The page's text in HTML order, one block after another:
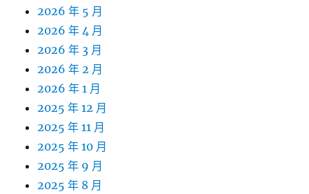
2026 年 5 月
2026 年 4 月
2026 年 3 月
2026 年 2 月
2026 年 1 月
2025 年 12 月
2025 年 11 月
2025 年 10 月
2025 年 9 月
2025 年 8 月